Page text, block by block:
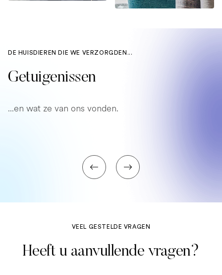
DE HUISDIEREN DIE WE VERZORGDEN...
Getuigenissen
...en wat ze van ons vonden.
VEEL GESTELDE VRAGEN
Heeft u aanvullende vragen?